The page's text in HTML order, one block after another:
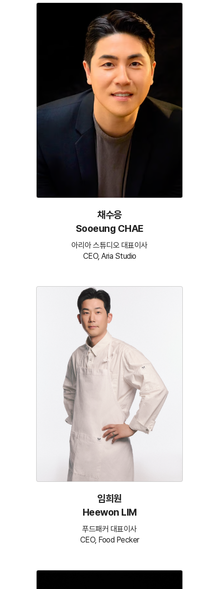
채수응
Sooeung CHAE
아리아 스튜디오 대표이사
CEO, Aria Studio
임희원
Heewon LIM
푸드패커 대표이사
CEO, Food Pecker